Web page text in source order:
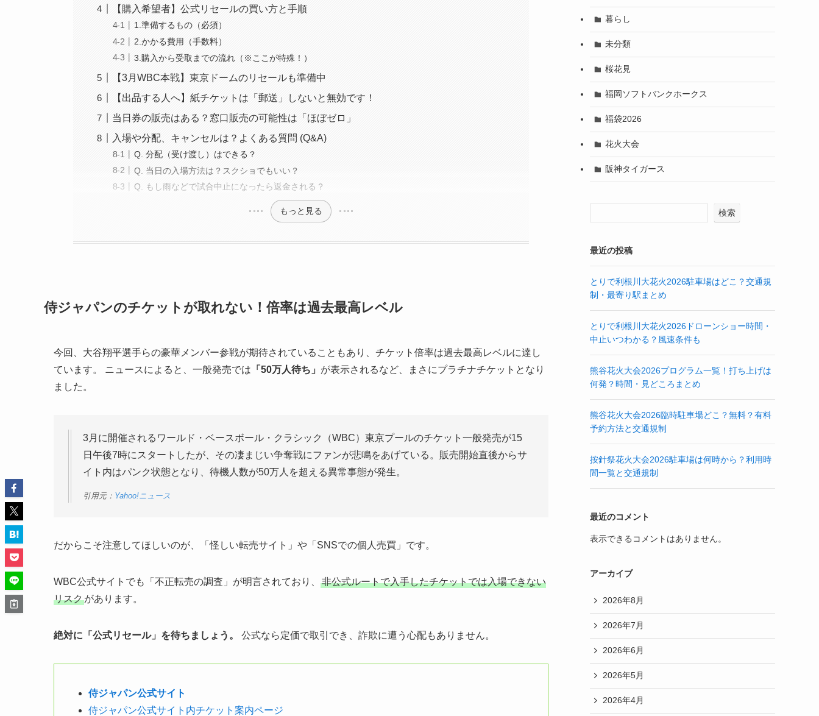
【購入希望者】公式リセールの買い方と手順
1.準備するもの（必須）
2.かかる費用（手数料）
3.購入から受取までの流れ（※ここが特殊！）
【3月WBC本戦】東京ドームのリセールも準備中
【出品する人へ】紙チケットは「郵送」しないと無効です！
当日券の販売はある？窓口販売の可能性は「ほぼゼロ」
入場や分配、キャンセルは？よくある質問 (Q&A)
Q. 分配（受け渡し）はできる？
Q. 当日の入場方法は？スクショでもいい？
Q. もし雨などで試合中止になったら返金される？
もっと見る
侍ジャパンのチケットが取れない！倍率は過去最高レベル
今回、大谷翔平選手らの豪華メンバー参戦が期待されていることもあり、チケット倍率は過去最高レベルに達し
ています。 ニュースによると、一般発売では 「50万人待ち」 が表示されるなど、まさにプラチナチケットとなり
ました。
3月に開催されるワールド・ベースボール・クラシック（WBC）東京プールのチケット一般発売が15
日午後7時にスタートしたが、その凄まじい争奪戦にファンが悲鳴をあげている。販売開始直後からサ
イト内はパンク状態となり、待機人数が50万人を超える異常事態が発生。
引用元： Yahoo!ニュース
だからこそ注意してほしいのが、「怪しい転売サイト」や「SNSでの個人売買」です。
WBC公式サイトでも「不正転売の調査」が明言されており、
非公式ルートで入手したチケットでは入場できない
リスクがあります。
絶対に「公式リセール」を待ちましょう。 公式なら定価で取引でき、詐欺に遭う心配もありません。
侍ジャパン公式サイト
侍ジャパン公式サイト内チケット案内ページ
暮らし
未分類
桜花見
福岡ソフトバンクホークス
福袋2026
花火大会
阪神タイガース
検索
最近の投稿
とりで利根川大花火2026駐車場はどこ？交通規
制・最寄り駅まとめ
とりで利根川大花火2026ドローンショー時間・
中止いつわかる？風速条件も
熊谷花火大会2026プログラム一覧！打ち上げは
何発？時間・見どころまとめ
熊谷花火大会2026臨時駐車場どこ？無料？有料
予約方法と交通規制
按針祭花火大会2026駐車場は何時から？利用時
間一覧と交通規制
最近のコメント
表示できるコメントはありません。
アーカイブ
2026年8月
2026年7月
2026年6月
2026年5月
2026年4月